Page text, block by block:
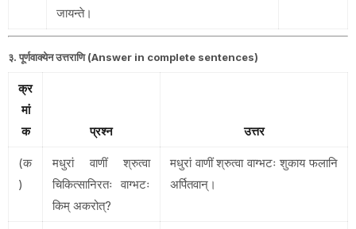
जायन्ते।
३. पूर्णवाक्येन उत्तराणि (Answer in complete sentences)
क्र
मां
क
प्रश्न उत्तर
(क
)
मधुरां वाणीं श्रुत्वा
चिकित्सानिरतः वाग्भटः
किम् अकरोत्?
मधुरां वाणीं श्रुत्वा वाग्भटः शुकाय फलानि
अर्पितवान्।